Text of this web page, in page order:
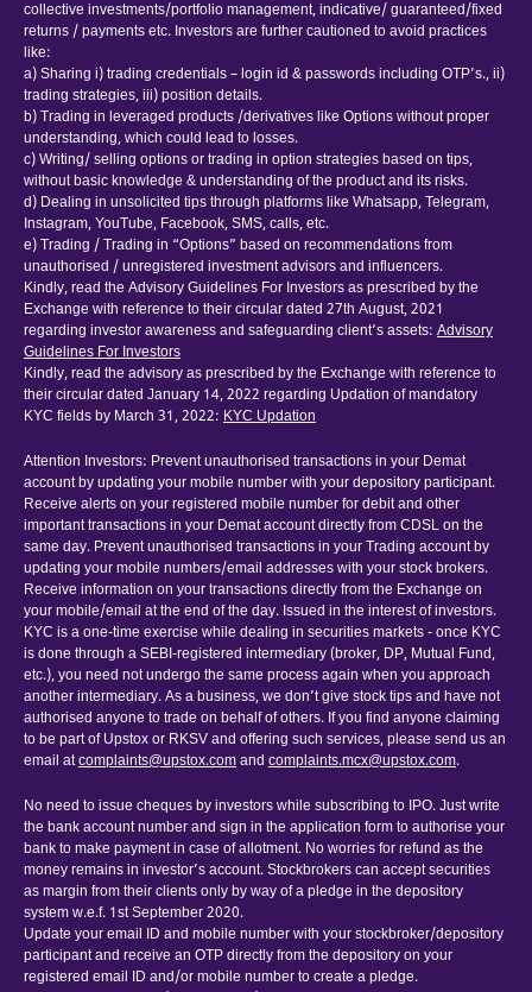
collective investments/portfolio management, indicative/ guaranteed/fixed
returns / payments etc. Investors are further cautioned to avoid practices
like:
a) Sharing i) trading credentials – login id & passwords including OTP’s., ii)
trading strategies, iii) position details.
b) Trading in leveraged products /derivatives like Options without proper
understanding, which could lead to losses.
c) Writing/ selling options or trading in option strategies based on tips,
without basic knowledge & understanding of the product and its risks.
d) Dealing in unsolicited tips through platforms like Whatsapp, Telegram,
Instagram, YouTube, Facebook, SMS, calls, etc.
e) Trading / Trading in “Options” based on recommendations from
unauthorised / unregistered investment advisors and influencers.
Kindly, read the Advisory Guidelines For Investors as prescribed by the
Exchange with reference to their circular dated 27th August, 2021
regarding investor awareness and safeguarding client’s assets: Advisory
Guidelines For Investors
Kindly, read the advisory as prescribed by the Exchange with reference to
their circular dated January 14, 2022 regarding Updation of mandatory
KYC fields by March 31, 2022: KYC Updation
Attention Investors: Prevent unauthorised transactions in your Demat
account by updating your mobile number with your depository participant.
Receive alerts on your registered mobile number for debit and other
important transactions in your Demat account directly from CDSL on the
same day. Prevent unauthorised transactions in your Trading account by
updating your mobile numbers/email addresses with your stock brokers.
Receive information on your transactions directly from the Exchange on
your mobile/email at the end of the day. Issued in the interest of investors.
KYC is a one-time exercise while dealing in securities markets - once KYC
is done through a SEBI-registered intermediary (broker, DP, Mutual Fund,
etc.), you need not undergo the same process again when you approach
another intermediary. As a business, we don’t give stock tips and have not
authorised anyone to trade on behalf of others. If you find anyone claiming
to be part of Upstox or RKSV and offering such services, please send us an
email atcomplaints@upstox.comand complaints.mcx@upstox.com.
No need to issue cheques by investors while subscribing to IPO. Just write
the bank account number and sign in the application form to authorise your
bank to make payment in case of allotment. No worries for refund as the
money remains in investor’s account. Stockbrokers can accept securities
as margin from their clients only by way of a pledge in the depository
system w.e.f. 1st September 2020.
Update your email ID and mobile number with your stockbroker/depository
participant and receive an OTP directly from the depository on your
registered email ID and/or mobile number to create a pledge.